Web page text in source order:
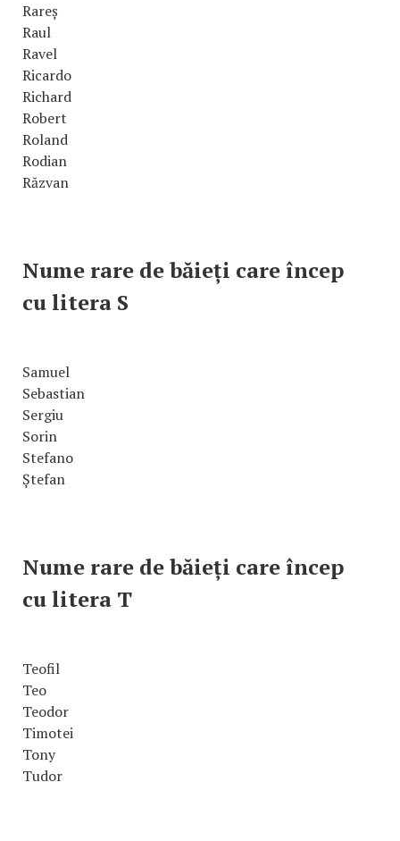
Rareș
Raul
Ravel
Ricardo
Richard
Robert
Roland
Rodian
Răzvan
Nume rare de băieți care încep
cu litera S
Samuel
Sebastian
Sergiu
Sorin
Stefano
Ștefan
Nume rare de băieți care încep
cu litera T
Teofil
Teo
Teodor
Timotei
Tony
Tudor